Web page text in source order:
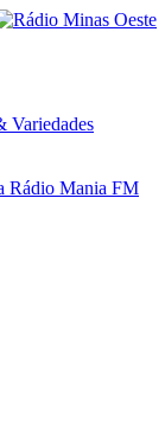
Variedades
Rádio Mania FM